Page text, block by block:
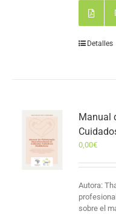
Detalles
Manual
0,00€
Autora:
sobre el